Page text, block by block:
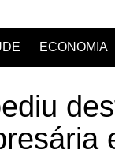
ECONOMIA